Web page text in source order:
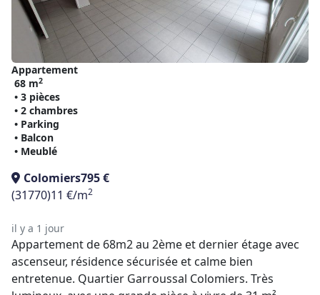
Appartement
68 m2
• 3 pièces
• 2 chambres
• Parking
• Balcon
• Meublé
Colomiers795 €
(31770)11 €/m2
il y a 1 jour
Appartement de 68m2 au 2ème et dernier étage avec
ascenseur, résidence sécurisée et calme bien
entretenue. Quartier Garroussal Colomiers. Très